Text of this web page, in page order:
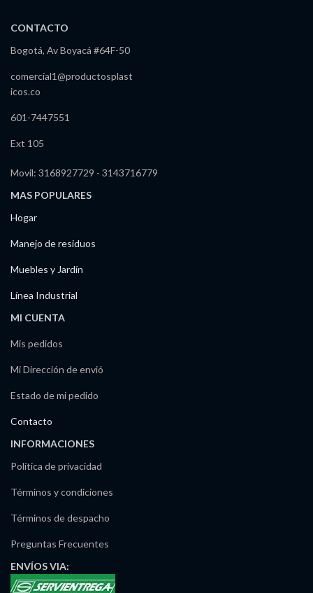
CONTACTO
Bogotá, Av Boyacá #64F-50
comercial1@productosplast
icos.co
601-7447551
Ext 105
Movil: 3168927729 - 3143716779
MAS POPULARES
Hogar
Manejo de residuos
Muebles y Jardín
Línea Industrial
MI CUENTA
Mis pedidos
Mi Dirección de envió
Estado de mi pedido
Contacto
INFORMACIONES
Política de privacidad
Términos y condiciones
Términos de despacho
Preguntas Frecuentes
ENVÍOSVIA: